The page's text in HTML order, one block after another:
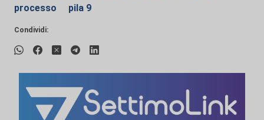
processo
pila 9
Condividi: